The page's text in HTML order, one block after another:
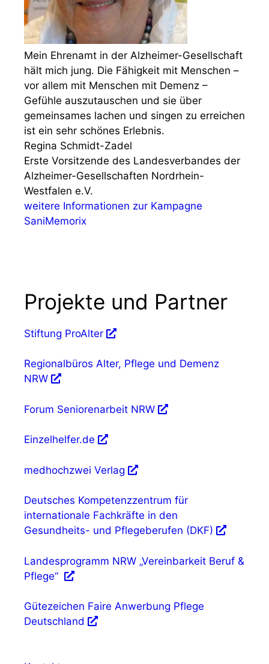
Mein Ehrenamt in der Alzheimer-Gesellschaft
hält mich jung. Die Fähigkeit mit Menschen –
vor allem mit Menschen mit Demenz –
Gefühle auszutauschen und sie über
gemeinsames lachen und singen zu erreichen
ist ein sehr schönes Erlebnis.
Regina Schmidt-Zadel
Erste Vorsitzende des Landesverbandes der
Alzheimer-Gesellschaften Nordrhein-
Westfalen e.V.
weitere Informationen zur Kampagne
SaniMemorix
Projekte und Partner
Stiftung ProAlter
Regionalbüros Alter, Pflege und Demenz
NRW
Forum Seniorenarbeit NRW
Einzelhelfer.de
medhochzwei Verlag
Deutsches Kompetenzzentrum für
internationale Fachkräfte in den
Gesundheits- und Pflegeberufen (DKF)
Landesprogramm NRW „Vereinbarkeit Beruf &
Pflege“
Gütezeichen Faire Anwerbung Pflege
Deutschland